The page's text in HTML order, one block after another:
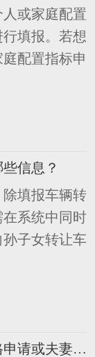
或家庭配置
填报。若想
配置指标申
信息？
填报车辆转
系统中同时
子女转让车
出售、报废已填报多车转让资格申请或夫妻变更/离婚析产资格申请的小客车，有问题吗？